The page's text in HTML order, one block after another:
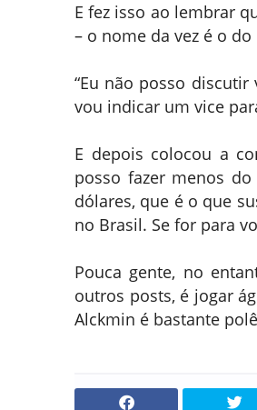
E fez isso ao lembrar
– o nome da vez é o
“Eu não posso
vou indicar um vice
E depois colocou a
posso fazer menos
dólares, que é o que
no Brasil. Se for para
Pouca gente, no
outros posts, é jogar
Alckmin é bastante